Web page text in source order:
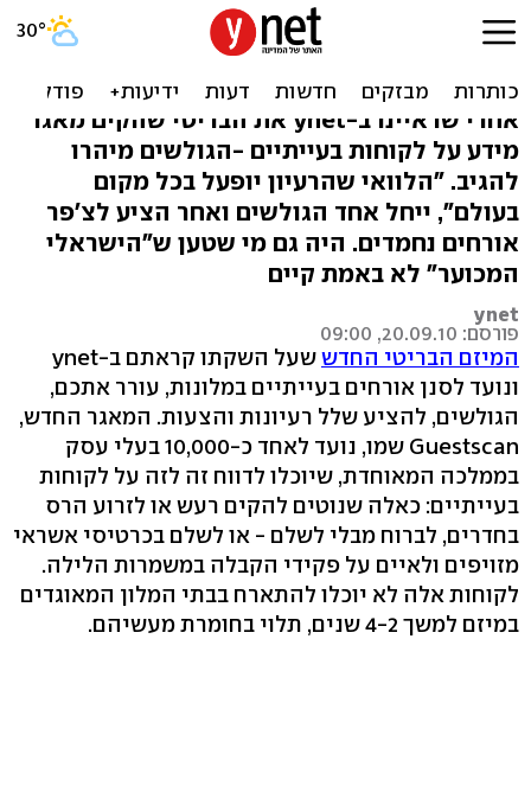
רשימה שחורה בבתי מלון?
"צריך לטפל בנבלות"
אחרי שראיינו ב-ynet את הבריטי שהקים מאגר
מידע על לקוחות בעייתיים -הגולשים מיהרו
להגיב. "הלוואי שהרעיון יופעל בכל מקום
בעולם", ייחל אחד הגולשים ואחר הציע לצ'פר
אורחים נחמדים. היה גם מי שטען ש"הישראלי
המכוער" לא באמת קיים
ynet
פורסם: 20.09.10, 09:00
המיזם הבריטי החדש
שעל השקתו קראתם ב-ynet
ונועד לסנן אורחים בעייתיים במלונות, עורר אתכם,
הגולשים, להציע שלל רעיונות והצעות. המאגר החדש,
Guestscan שמו, נועד לאחד כ-10,000 בעלי עסק
בממלכה המאוחדת, שיוכלו לדווח זה לזה על לקוחות
בעייתיים: כאלה שנוטים להקים רעש או לזרוע הרס
בחדרים, לברוח מבלי לשלם - או לשלם בכרטיסי אשראי
מזויפים ולאיים על פקידי הקבלה במשמרות הלילה.
לקוחות אלה לא יוכלו להתארח בבתי המלון המאוגדים
במיזם למשך 4-2 שנים, תלוי בחומרת מעשיהם.